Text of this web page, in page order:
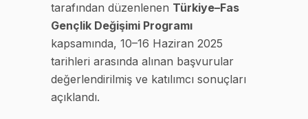
tarafından düzenlenen Türkiye–Fas
Gençlik Değişimi Programı
kapsamında, 10–16 Haziran 2025
tarihleri arasında alınan başvurular
değerlendirilmiş ve katılımcı sonuçları
açıklandı.